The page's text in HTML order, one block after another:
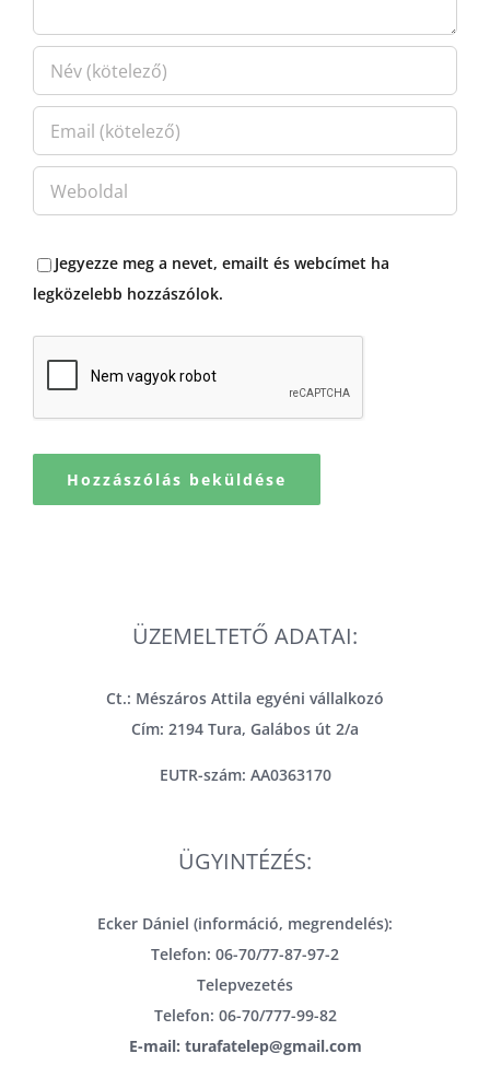
legközelebb hozzászólok.
ÜZEMELTETŐ ADATAI:
Cím: 2194 Tura, Galábos út 2/a
ÜGYINTÉZÉS:
Telefon: 06-70/77-87-97-2
Telepvezetés
Telefon: 06-70/777-99-82
E-mail: turafatelep@gmail.com